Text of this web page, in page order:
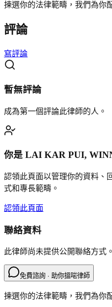
揀選你的法律範疇，我們為你
評論
寫評論
暫無評論
成為第一個評論此律師的人。
你是 LAI KAR PUI,
認領此頁面以管理你的資料、
式和專長範疇。
認領此頁面
聯絡資料
此律師尚未提供公開聯絡方式。
免費諮詢 · 助你搵啱律師
揀選你的法律範疇，我們為你